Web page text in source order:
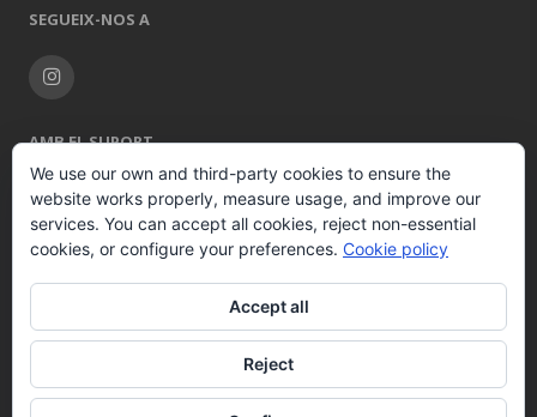
SEGUEIX-NOS A
AMB EL SUPORT
© 2026 COMERCIAL DE INDUSTRIAS REUNIDAS S.A.Tots els drets
We use our own and third-party cookies to ensure the
website works properly, measure usage, and improve our
services. You can accept all cookies, reject non-essential
cookies, or configure your preferences. Cookie policy
Accept all
Reject